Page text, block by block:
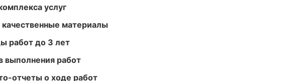
услуг
материалы
работ до 3 лет
выполнения работ
отчеты о ходе работ